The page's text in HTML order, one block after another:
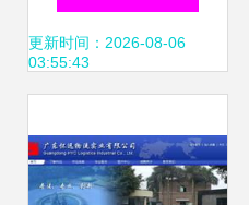
多了”中探寻变革
更新时间：2026-08-06
03:55:43